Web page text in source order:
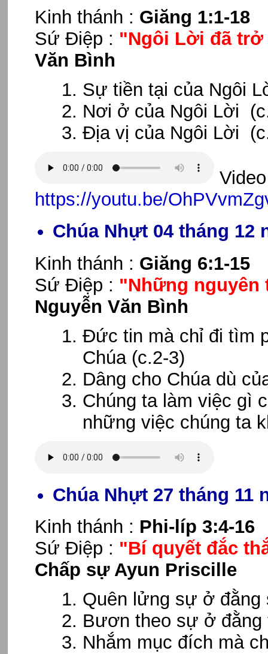
Kinh thánh : Giăng 1:1-18
Sứ Điệp : "Ngôi Lời đã
Văn Bình
Sự tiền tại của Ngôi
Nơi ở của Ngôi Lời
Địa vị của Ngôi Lời
https://youtu.be/
Chúa Nhựt 04 tháng 12
Kinh thánh : Giăng 6:1-15
Sứ Điệp : "Những nguyên
Nguyễn Văn Bình
Đức tin mà chỉ đi tìm
Chúa (c.2-3)
Dâng cho Chúa dù
Chúng ta làm việc gì
những việc chúng ta
Chúa Nhựt 27 tháng 11
Kinh thánh : Phi-líp 3:4-16
Sứ Điệp : "Bí quyết đắc
Chấp sự Ayun Priscille
Quên lửng sự ở đằng
Bươn theo sự ở
Nhắm mục đích mà